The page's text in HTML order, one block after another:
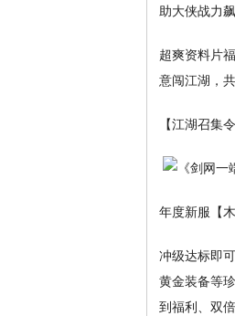
助大侠战力
超爽资料片
意闯江湖，
【江湖召集
年度新服【
冲级达标即
黄金装备等
到福利、双